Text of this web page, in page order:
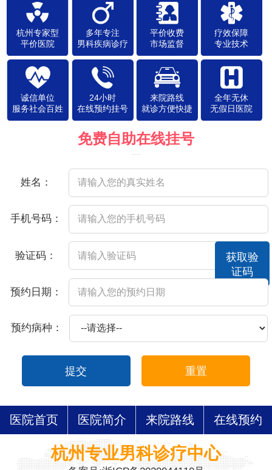
杭州专家型
平价医院
多年专注
男科疾病诊疗
平价收费
市场监督
疗效保障
专业技术
诚信单位
服务社会百姓
24小时
在线预约挂号
来院路线
就诊方便快捷
全年无休
无假日医院
免费自助在线挂号
姓名：
手机号码：
验证码：
获取验
证码
预约日期：
预约病种：
提交 重置
医院首页 医院简介 来院路线 在线预约
杭州专业男科诊疗中心